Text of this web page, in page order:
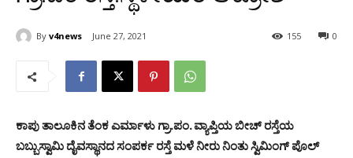
By v4news June 27, 2021 0
155
ಕಾಪು ತಾಲೂಕಿನ ತೆಂಕ ಎರ್ಮಾಳು ಗ್ರಾ.ಪಂ. ವ್ಯಾಪ್ತಿಯ ಬೀಚ್ ರಸ್ತೆಯ
ಬಬ್ಬುಸ್ವಾಮಿ ದೈವಸ್ಥಾನದ ಸಂಪರ್ಕ ರಸ್ತೆ ಮಳೆ ನೀರು ನಿಂತು ಸ್ವಿಮಿಂಗ್ ಪೊಲ್